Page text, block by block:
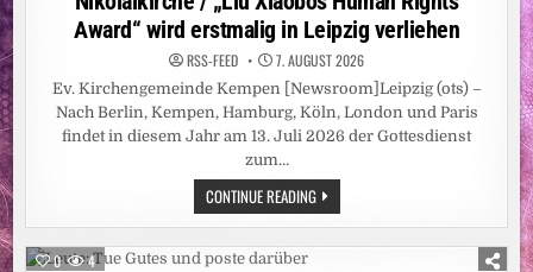
Award“ wird erstmalig in Leipzig verliehen
RSS-FEED 7. AUGUST 2026
Ev. Kirchengemeinde Kempen [Newsroom]Leipzig (ots) –
Nach Berlin, Kempen, Hamburg, Köln, London und Paris
findet in diesem Jahr am 13. Juli 2026 der Gottesdienst
zum…
CONTINUE READINGFRIEDENSGEBET
FÜR
LIU
0 4